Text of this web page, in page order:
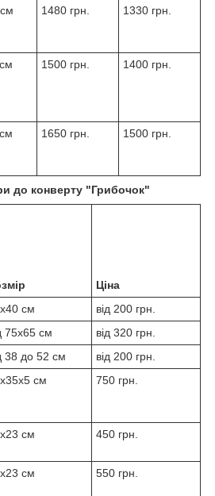
1480 грн. 1330 грн.
1500 грн. 1400 грн.
1650 грн. 1500 грн.
до конверту "Грибочок"
Ціна
см
від 200 грн.
75x65 см
від 320 грн.
38 до 52 см
від 200 грн.
см 750 грн.
см 450 грн.
см 550 грн.